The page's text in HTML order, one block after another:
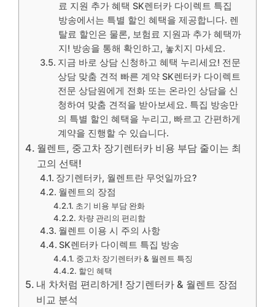
료 지원 추가 혜택 SK렌터카 다이렉트 특집
방송에서는 특별 할인 혜택을 제공합니다. 렌
탈료 할인은 물론, 보험료 지원과 추가 혜택까
지! 방송을 통해 확인하고, 놓치지 마세요.
지금 바로 상담 신청하고 혜택 누리세요! 전문
상담 맞춤 견적 빠른 계약 SK렌터카 다이렉트
전문 상담원에게 전화 또는 온라인 상담을 신
청하여 맞춤 견적을 받아보세요. 특집 방송만
의 특별 할인 혜택을 누리고, 빠르고 간편하게
계약을 진행할 수 있습니다.
월렌트, 중고차 장기렌터카 비용 부담 줄이는 최
고의 선택!
장기렌터카, 월렌트란 무엇일까요?
월렌트의 장점
초기 비용 부담 완화
차량 관리의 편리함
월렌트 이용 시 주의 사항
SK렌터카 다이렉트 특집 방송
중고차 장기렌터카 & 월렌트 특징
할인 혜택
내 차처럼 편리하게! 장기렌터카 & 월렌트 장점
비교 분석